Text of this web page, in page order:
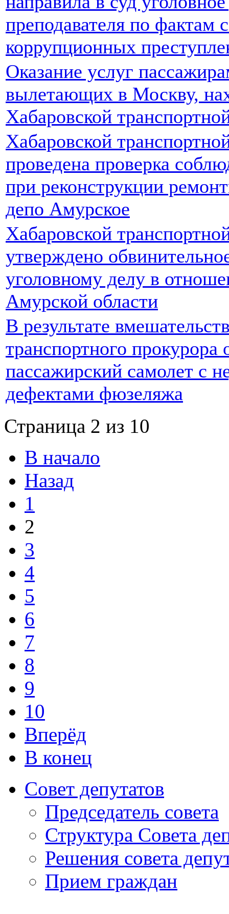
преподавателя по фактам
коррупционных
Оказание услуг
вылетающих в Москву,
Хабаровской
Хабаровской
проведена проверка
при реконструкции
депо Амурское
Хабаровской
утверждено
уголовному делу в
Амурской области
В результате
транспортного прокурора
пассажирский самолет с
дефектами фюзеляжа
Страница 2 из 10
В начало
Назад
1
2
3
4
5
6
7
8
9
10
Вперёд
В конец
Совет депутатов
Председатель совета
Структура Совета
Решения совета
Прием граждан